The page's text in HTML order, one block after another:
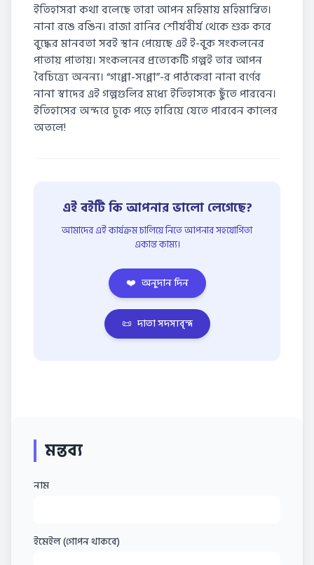
ইতিহাসরা কথা বলেছে তারা আপন মহিমায় মহিমান্বিত।
নানা রঙে রঙিন। রাজা রানির শৌর্যবীর্য থেকে শুরু করে
বুদ্ধের মানবতা সবই স্থান পেয়েছে এই ই-বুক সংকলনের
পাতায় পাতায়। সংকলনের প্রত্যেকটি গল্পই তার আপন
বৈচিত্র্যে অনন্য। “গপ্পো-সপ্পো”-র পাঠকেরা নানা বর্ণের
নানা স্বাদের এই গল্পগুলির মধ্যে ইতিহাসকে ছুঁতে পারবেন।
ইতিহাসের অন্দরে ঢুকে পড়ে হারিয়ে যেতে পারবেন কালের
অতলে!
এই বইটি কি আপনার ভালো লেগেছে?
আমাদের এই কার্যক্রম চালিয়ে নিতে আপনার সহযোগিতা
একান্ত কাম্য।
❤️ অনুদান দিন
📜 দাতা সদস্যবৃন্দ
মন্তব্য
নাম
ইমেইল (গোপন থাকবে)